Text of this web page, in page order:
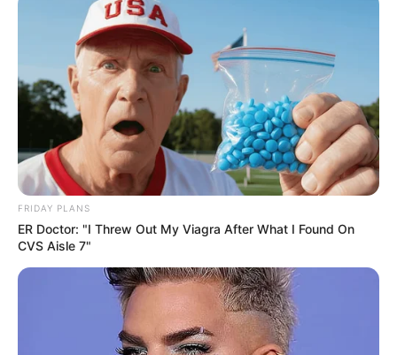
FRIDAY PLANS
ER Doctor: "I Threw Out My Viagra After What I Found On
CVS Aisle 7"